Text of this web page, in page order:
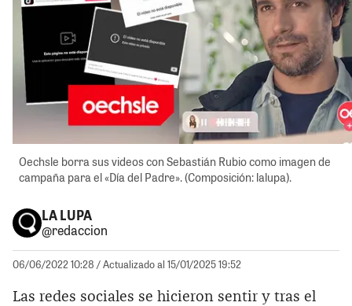
Oechsle borra sus videos con Sebastián Rubio como imagen de
campaña para el «Día del Padre». (Composición: lalupa).
LA LUPA
@redaccion
06/06/2022 10:28 / Actualizado al 15/01/2025 19:52
Las redes sociales se hicieron sentir y tras el